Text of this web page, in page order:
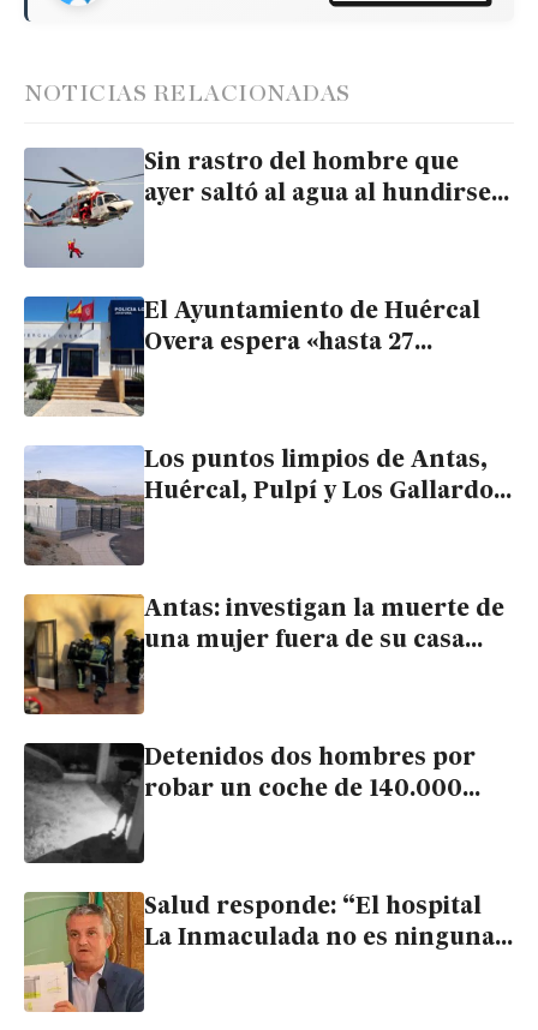
NOTICIAS RELACIONADAS
Sin rastro del hombre que
ayer saltó al agua al hundirse
El Ayuntamiento de Huércal
Overa espera «hasta 27
Los puntos limpios de Antas,
Huércal, Pulpí y Los Gallardos
Antas: investigan la muerte de
una mujer fuera de su casa
Detenidos dos hombres por
robar un coche de 140.000
Salud responde: “El hospital
La Inmaculada no es ninguna